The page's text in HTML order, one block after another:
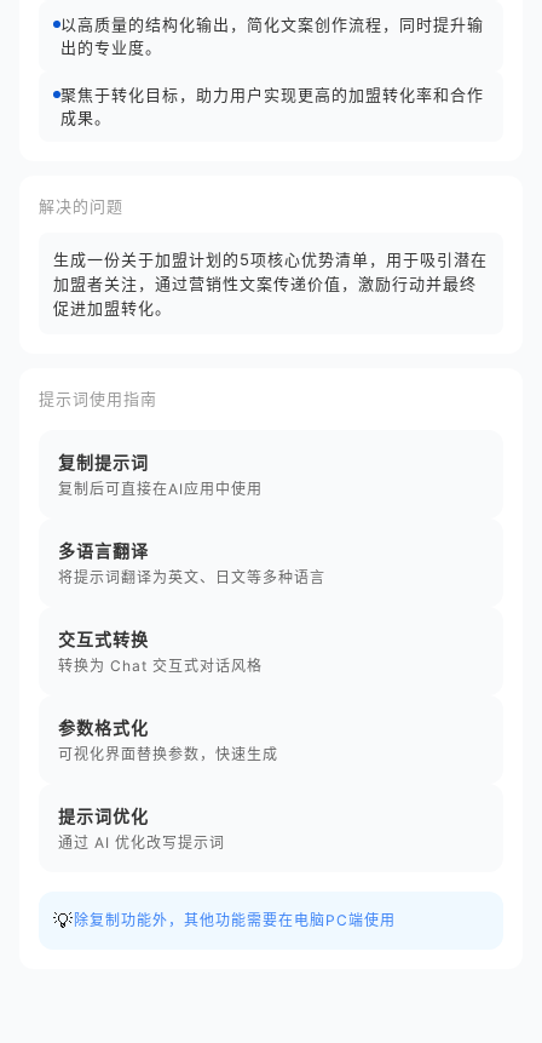
以高质量的结构化输出，简化文案创作流程，同时提升输
出的专业度。
聚焦于转化目标，助力用户实现更高的加盟转化率和合作
成果。
解决的问题
生成一份关于加盟计划的5项核心优势清单，用于吸引潜在
加盟者关注，通过营销性文案传递价值，激励行动并最终
促进加盟转化。
提示词使用指南
复制提示词
复制后可直接在AI应用中使用
多语言翻译
将提示词翻译为英文、日文等多种语言
交互式转换
转换为 Chat 交互式对话风格
参数格式化
可视化界面替换参数，快速生成
提示词优化
通过 AI 优化改写提示词
💡 除复制功能外，其他功能需要在电脑PC端使用